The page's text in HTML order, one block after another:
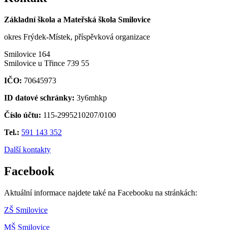
Základní škola a Mateřská škola Smilovice
okres Frýdek-Místek, příspěvková organizace
Smilovice 164
Smilovice u Třince 739 55
IČO: 70645973
ID datové schránky: 3y6mhkp
Číslo účtu: 115-2995210207/0100
Tel.: 591 143 352
Další kontakty
Facebook
Aktuální informace najdete také na Facebooku na stránkách:
ZŠ Smilovice
MŠ Smilovice